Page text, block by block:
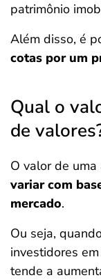
patrimônio
Além disso, é
cotas por um
Qual o
de
O valor de
variar com
mercado.
Ou seja,
investidores
tende a